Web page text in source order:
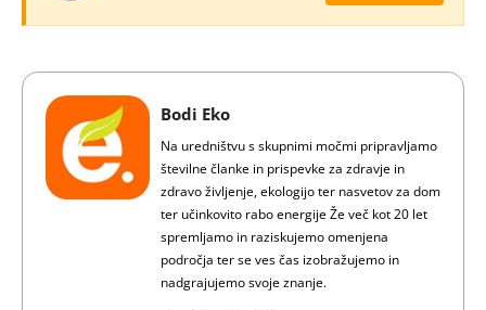
Bodi Eko
Na uredništvu s skupnimi močmi pripravljamo
številne članke in prispevke za zdravje in
zdravo življenje, ekologijo ter nasvetov za dom
ter učinkovito rabo energije Že več kot 20 let
spremljamo in raziskujemo omenjena
področja ter se ves čas izobražujemo in
nadgrajujemo svoje znanje.